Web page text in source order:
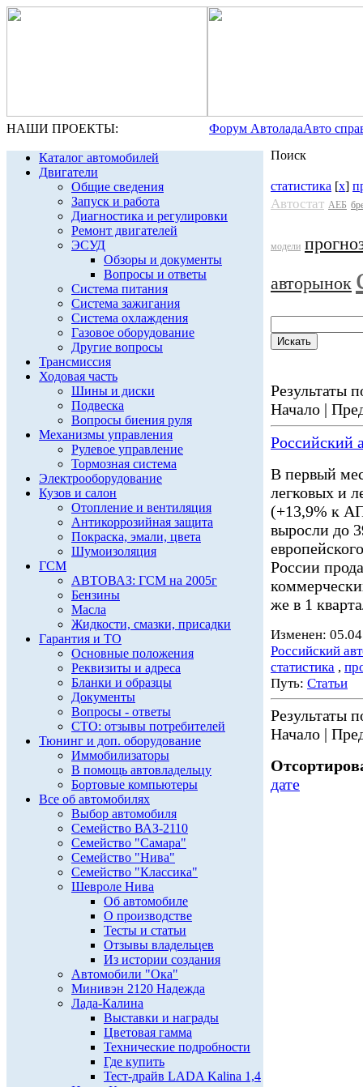
НАШИ ПРОЕКТЫ: Форум АвтоладаАвто
Каталог автомобилей
Двигатели
Общие сведения
Запуск и работа
Диагностика и регулировки
Ремонт двигателей
ЭСУД
Обзоры и документы
Вопросы и ответы
Система питания
Система зажигания
Система охлаждения
Газовое оборудование
Другие вопросы
Трансмиссия
Ходовая часть
Шины и диски
Подвеска
Вопросы биения руля
Механизмы управления
Рулевое управление
Тормозная система
Электрооборудование
Кузов и салон
Отопление и вентиляция
Антикоррозийная защита
Покраска, эмали, цвета
Шумоизоляция
ГСМ
АВТОВАЗ: ГСМ на 2005г
Бензины
Масла
Жидкости, смазки, присадки
Гарантия и ТО
Основные положения
Реквизиты и адреса
Бланки и образцы
Документы
Вопросы - ответы
СТО: отзывы потребителей
Тюнинг и доп. оборудование
Иммобилизаторы
В помощь автовладельцу
Бортовые компьютеры
Все об автомобилях
Выбор автомобиля
Семейство ВАЗ-2110
Семейство "Самара"
Семейство "Нива"
Семейство "Классика"
Шевроле Нива
Об автомобиле
О производстве
Тесты и статьи
Отзывы владельцев
Из истории создания
Автомобили "Ока"
Минивэн 2120 Надежда
Лада-Калина
Выставки и награды
Цветовая гамма
Технические подробности
Где купить
Тест-драйв LADA Kalina 1,4
Поиск
статистика [x]
Автостат АЕБ
модели
авторынок
Результаты
Начало |
Российский
В первый
легковых и
(+13,9% к
выросли до
России
же в 1
Изменен:
Российский
статистика ,
Путь: Статьи
Результаты
Начало |
дате